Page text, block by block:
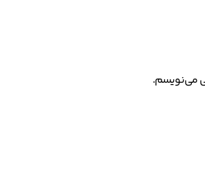
می‌نویسم.